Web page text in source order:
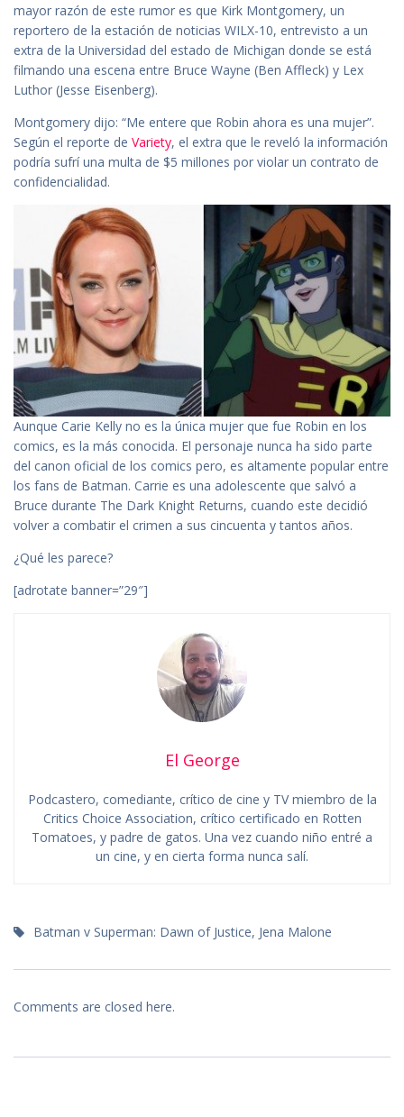
mayor razón de este rumor es que Kirk Montgomery, un
reportero de la estación de noticias WILX-10, entrevisto a un
extra de la Universidad del estado de Michigan donde se está
filmando una escena entre Bruce Wayne (Ben Affleck) y Lex
Luthor (Jesse Eisenberg).
Montgomery dijo: “Me entere que Robin ahora es una mujer”.
Según el reporte de Variety, el extra que le reveló la información
podría sufrí una multa de $5 millones por violar un contrato de
confidencialidad.
Aunque Carie Kelly no es la única mujer que fue Robin en los
comics, es la más conocida. El personaje nunca ha sido parte
del canon oficial de los comics pero, es altamente popular entre
los fans de Batman. Carrie es una adolescente que salvó a
Bruce durante The Dark Knight Returns, cuando este decidió
volver a combatir el crimen a sus cincuenta y tantos años.
¿Qué les parece?
[adrotate banner=”29″]
El George
Podcastero, comediante, crítico de cine y TV miembro de la
Critics Choice Association, crítico certificado en Rotten
Tomatoes, y padre de gatos. Una vez cuando niño entré a
un cine, y en cierta forma nunca salí.
Batman v Superman: Dawn of Justice, Jena Malone
Comments are closed here.